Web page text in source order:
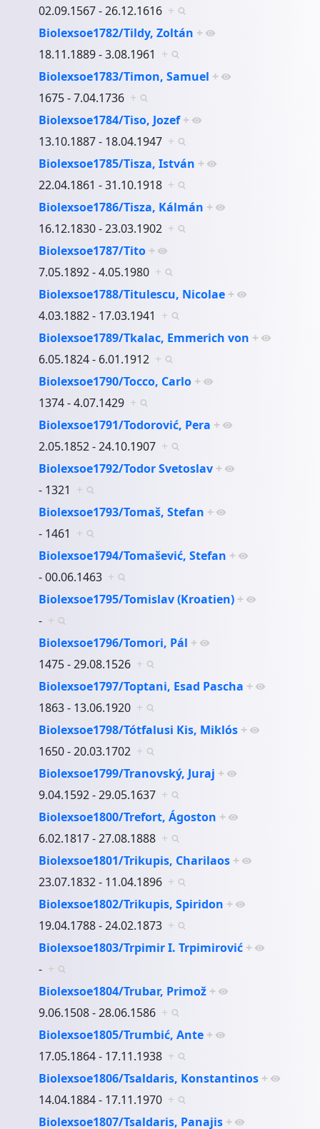
02.09.1567 - 26.12.1616 +
Biolexsoe1782/Tildy, Zoltán +
18.11.1889 - 3.08.1961 +
Biolexsoe1783/Timon, Samuel +
1675 - 7.04.1736 +
Biolexsoe1784/Tiso, Jozef +
13.10.1887 - 18.04.1947 +
Biolexsoe1785/Tisza, István +
22.04.1861 - 31.10.1918 +
Biolexsoe1786/Tisza, Kálmán +
16.12.1830 - 23.03.1902 +
Biolexsoe1787/Tito +
7.05.1892 - 4.05.1980 +
Biolexsoe1788/Titulescu, Nicolae +
4.03.1882 - 17.03.1941 +
Biolexsoe1789/Tkalac, Emmerich von +
6.05.1824 - 6.01.1912 +
Biolexsoe1790/Tocco, Carlo +
1374 - 4.07.1429 +
Biolexsoe1791/Todorović, Pera +
2.05.1852 - 24.10.1907 +
Biolexsoe1792/Todor Svetoslav +
- 1321 +
Biolexsoe1793/Tomaš, Stefan +
- 1461 +
Biolexsoe1794/Tomašević, Stefan +
- 00.06.1463 +
Biolexsoe1795/Tomislav (Kroatien) +
- +
Biolexsoe1796/Tomori, Pál +
1475 - 29.08.1526 +
Biolexsoe1797/Toptani, Esad Pascha +
1863 - 13.06.1920 +
Biolexsoe1798/Tótfalusi Kis, Miklós +
1650 - 20.03.1702 +
Biolexsoe1799/Tranovský, Juraj +
9.04.1592 - 29.05.1637 +
Biolexsoe1800/Trefort, Ágoston +
6.02.1817 - 27.08.1888 +
Biolexsoe1801/Trikupis, Charilaos +
23.07.1832 - 11.04.1896 +
Biolexsoe1802/Trikupis, Spiridon +
19.04.1788 - 24.02.1873 +
Biolexsoe1803/Trpimir I. Trpimirović +
- +
Biolexsoe1804/Trubar, Primož +
9.06.1508 - 28.06.1586 +
Biolexsoe1805/Trumbić, Ante +
17.05.1864 - 17.11.1938 +
Biolexsoe1806/Tsaldaris, Konstantinos +
14.04.1884 - 17.11.1970 +
Biolexsoe1807/Tsaldaris, Panajis +